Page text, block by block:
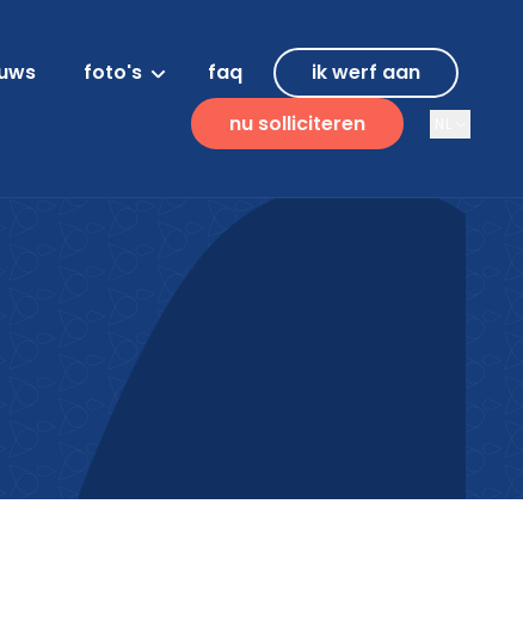
foto's faq
ik werf aan
nu solliciteren